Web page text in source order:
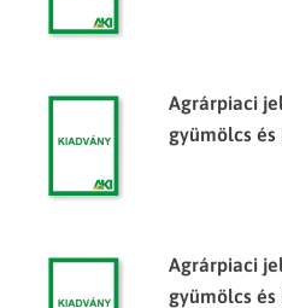
Agrárpiaci
gyümölcs és
Agrárpiaci
gyümölcs és